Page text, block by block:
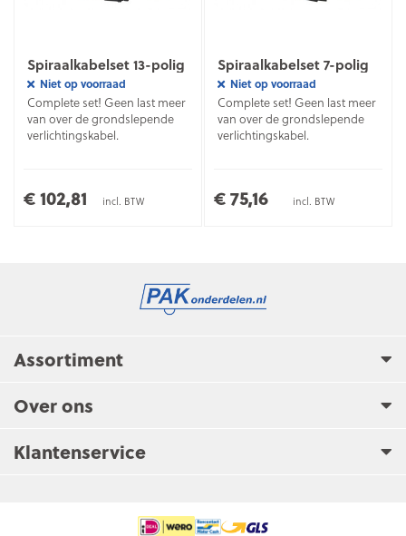
Spiraalkabelset 13-polig
Niet op voorraad
Complete set! Geen last meer
van over de grondslepende
verlichtingskabel.
€ 102,81 incl. BTW
Spiraalkabelset 7-polig
Niet op voorraad
Complete set! Geen last meer
van over de grondslepende
verlichtingskabel.
€ 75,16 incl. BTW
Assortiment
Over ons
Klantenservice